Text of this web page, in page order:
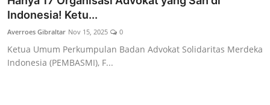
Indonesia! Ketu...
Averroes Gibraltar Nov 15, 2025 0
Ketua Umum Perkumpulan Badan Advokat Solidaritas Merdeka
Indonesia (PEMBASMI), F...